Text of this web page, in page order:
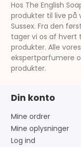
Hos The English
produkter til live på
Sussex. Fra den
tager vi os af hvert
produkter. Alle
ekspertparfumere
produkter.
Din konto
Mine ordrer
Mine oplysninger
Log ind